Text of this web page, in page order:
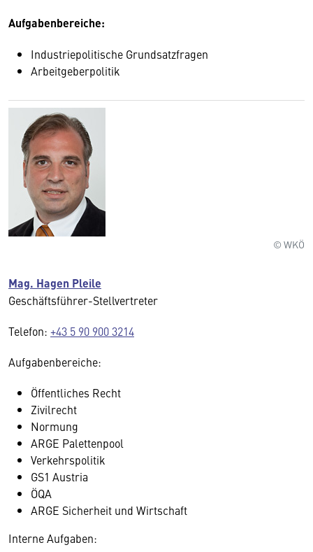
Aufgabenbereiche:
Industriepolitische Grundsatzfragen
Arbeitgeberpolitik
© WKÖ
Mag. Hagen Pleile
Geschäftsführer-Stellvertreter
Telefon: +43 5 90 900 3214
Aufgabenbereiche:
Öffentliches Recht
Zivilrecht
Normung
ARGE Palettenpool
Verkehrspolitik
GS1 Austria
ÖQA
ARGE Sicherheit und Wirtschaft
Interne Aufgaben: